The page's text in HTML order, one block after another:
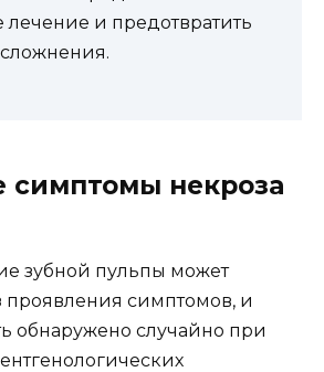
и предотвратить
симптомы некроза
зубной пульпы может
проявления симптомов, и
обнаружено случайно при